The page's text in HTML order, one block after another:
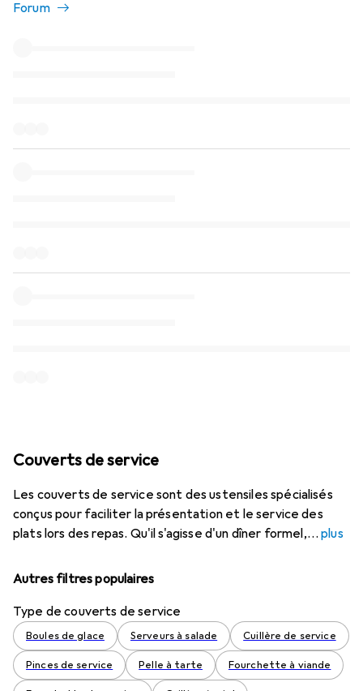
Forum
Couverts de service
Les couverts de service sont des ustensiles spécialisés
conçus pour faciliter la présentation et le service des
plats lors des repas. Qu'il s'agisse d'un dîner formel,
plus
Autres filtres populaires
Type de couverts de service
Boules de glace Serveurs à salade Cuillère de service
Pinces de service Pelle à tarte Fourchette à viande